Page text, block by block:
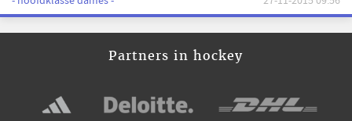
Partners in hockey